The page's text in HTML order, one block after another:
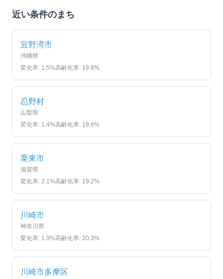
近い条件のまち
宜野湾市
沖縄県
変化率: 1.5%高齢化率: 19.8%
忍野村
山梨県
変化率: 1.4%高齢化率: 19.6%
栗東市
滋賀県
変化率: 2.1%高齢化率: 19.2%
川崎市
神奈川県
変化率: 1.9%高齢化率: 20.3%
川崎市多摩区